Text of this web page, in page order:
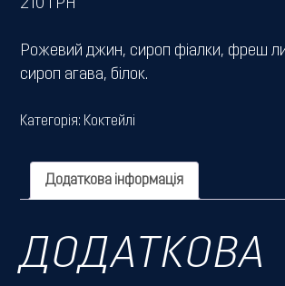
210 ГРН
Рожевий джин, сироп фіалки, фреш
сироп агава, білок.
Категорія: Коктейлі
Додаткова інформація
ДОДАТКОВА